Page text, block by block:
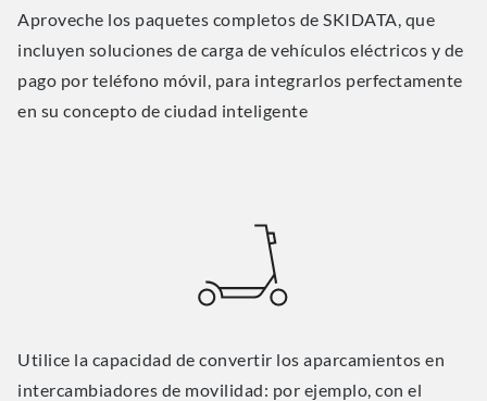
Aproveche los paquetes completos de SKIDATA, que
incluyen soluciones de carga de vehículos eléctricos y de
pago por teléfono móvil, para integrarlos perfectamente
en su concepto de ciudad inteligente
Utilice la capacidad de convertir los aparcamientos en
intercambiadores de movilidad: por ejemplo, con el